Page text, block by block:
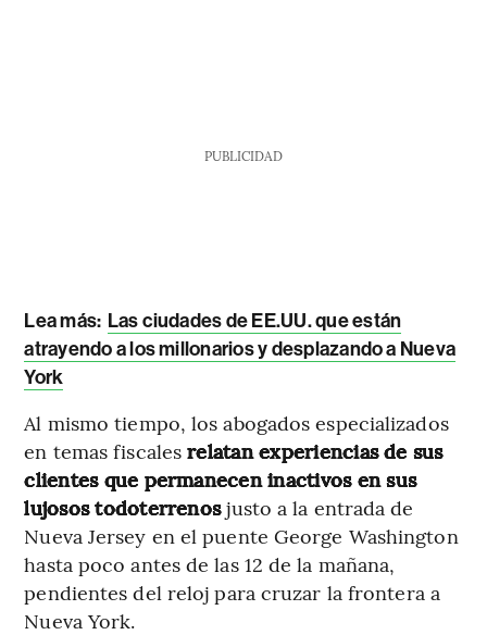
PUBLICIDAD
Lea más: Las ciudades de EE.UU. que están
atrayendo a los millonarios y desplazando a Nueva
York
Al mismo tiempo, los abogados especializados
en temas fiscalesrelatan experiencias de sus
clientes que permanecen inactivos en sus
lujosos todoterrenosjusto a la entrada de
Nueva Jersey en el puente George Washington
hasta poco antes de las 12 de la mañana,
pendientes del reloj para cruzar la frontera a
Nueva York.